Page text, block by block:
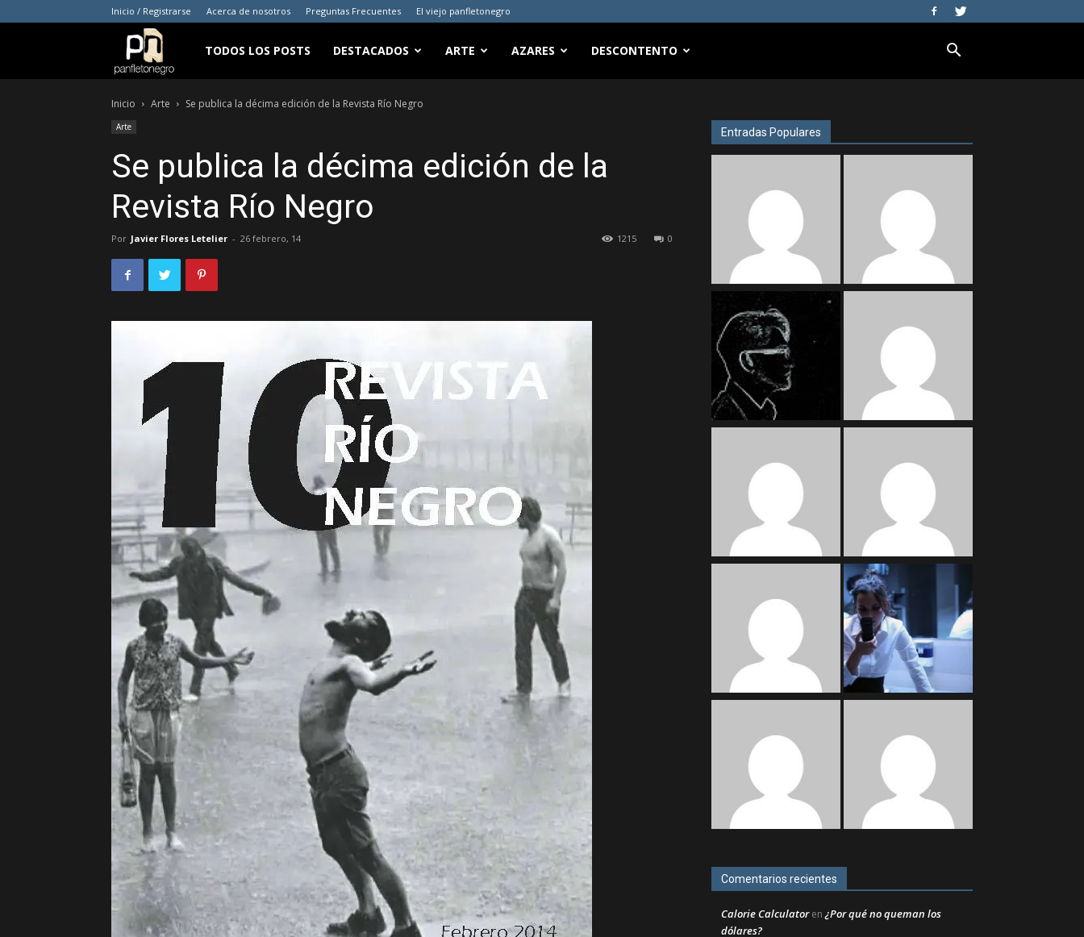
Inicio / Registrarse Acerca de nosotros Preguntas Frecuentes El viejo panfletonegro
panfletonegro
TODOS LOS POSTS DESTACADOS ARTE AZARES DESCONTENTO
Inicio Arte Se publica la décima edición de la Revista Río Negro
Arte
Se publica la décima edición de la
Revista Río Negro
Por Javier Flores Letelier - 26 febrero, 14 0
1215
Entradas Populares
Comentarios recientes
Calorie Calculatoren¿Por qué no queman los
dólares?